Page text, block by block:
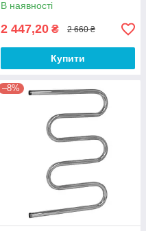
В наявності
2 447,20 ₴ 2 660 ₴
Купити
–8%